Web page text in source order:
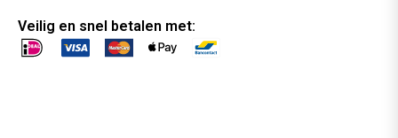
Veilig en snel betalen met: